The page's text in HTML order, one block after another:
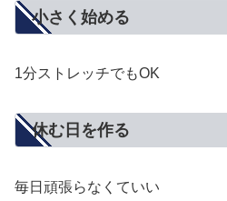
小さく始める
1分ストレッチでもOK
休む日を作る
毎日頑張らなくていい